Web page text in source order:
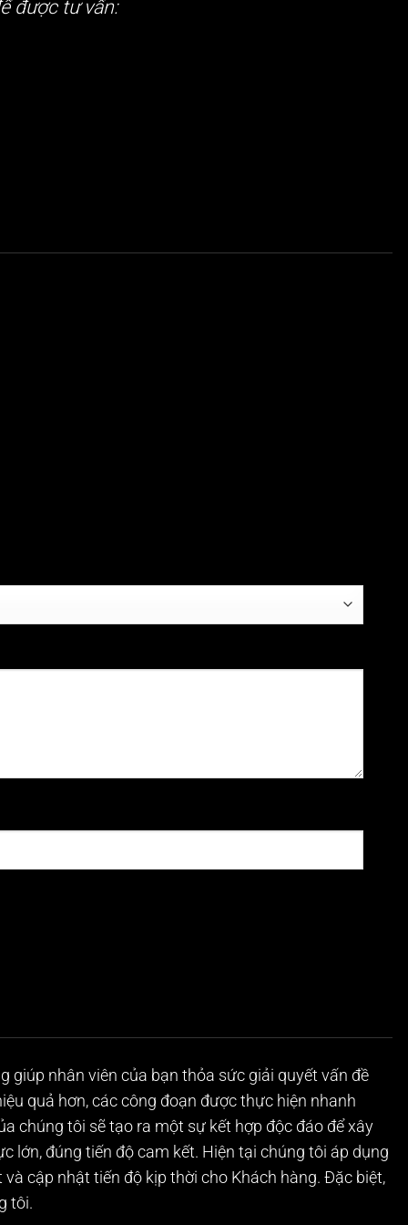
được tư vấn:
giúp nhân viên của bạn thỏa sức giải quyết vấn đề
quả hơn, các công đoạn được thực hiện nhanh
chúng tôi sẽ tạo ra một sự kết hợp độc đáo để xây
lớn, đúng tiến độ cam kết. Hiện tại chúng tôi áp dụng
cập nhật tiến độ kịp thời cho Khách hàng. Đặc biệt,
tôi.